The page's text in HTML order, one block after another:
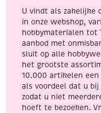
U vindt als zakelijke
in onze webshop,
hobbymaterialen tot
aanbod met
sluit op alle
het grootste
10.000 artikelen
als voordeel dat u
zodat u niet
hoeft te bezoeken.